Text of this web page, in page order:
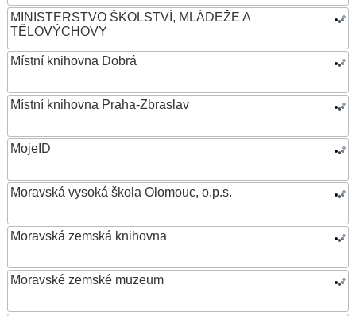
MINISTERSTVO ŠKOLSTVÍ, MLÁDEŽE A
TĚLOVÝCHOVY
Místní knihovna Dobrá
Místní knihovna Praha-Zbraslav
MojeID
Moravská vysoká škola Olomouc, o.p.s.
Moravská zemská knihovna
Moravské zemské muzeum